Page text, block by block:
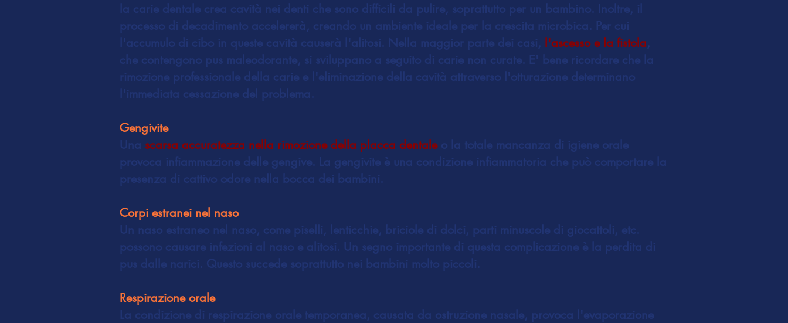
la carie dentale crea cavità nei denti che sono difficili da pulire, soprattutto per un bambino. Inoltre, il
processo di decadimento accelererà, creando un ambiente ideale per la crescita microbica. Per cui
l'accumulo di cibo in queste cavità causerà l'alitosi. Nella maggior parte dei casi, l'ascesso e la fistola,
che contengono pus maleodorante, si sviluppano a seguito di carie non curate. E' bene ricordare che la
rimozione professionale della carie e l'eliminazione della cavità attraverso l'otturazione determinano
l'immediata cessazione del problema.
Gengivite
Una scarsa accuratezza nella rimozione della placca dentaleo la totale mancanza di igiene orale
provoca infiammazione delle gengive. La gengivite è una condizione infiammatoria che può comportare la
presenza di cattivo odore nella bocca dei bambini.
Corpi estranei nel naso
Un naso estraneo nel naso, come piselli, lenticchie, briciole di dolci, parti minuscole di giocattoli, etc.
possono causare infezioni al naso e alitosi. Un segno importante di questa complicazione è la perdita di
pus dalle narici. Questo succede soprattutto nei bambini molto piccoli.
Respirazione orale
La condizione di respirazione orale temporanea, causata da ostruzione nasale, provoca l'evaporazione